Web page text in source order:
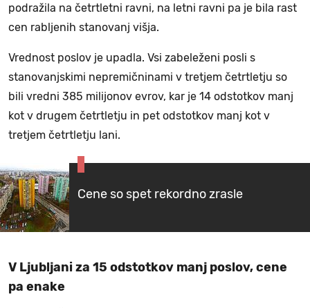
podražila na četrtletni ravni, na letni ravni pa je bila rast
cen rabljenih stanovanj višja.
Vrednost poslov je upadla. Vsi zabeleženi posli s
stanovanjskimi nepremičninami v tretjem četrtletju so
bili vredni 385 milijonov evrov, kar je 14 odstotkov manj
kot v drugem četrtletju in pet odstotkov manj kot v
tretjem četrtletju lani.
Cene so spet rekordno zrasle
V Ljubljani za 15 odstotkov manj poslov, cene
pa enake